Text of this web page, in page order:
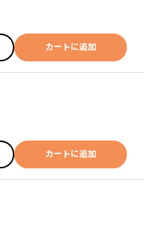
カートに追加
カートに追加